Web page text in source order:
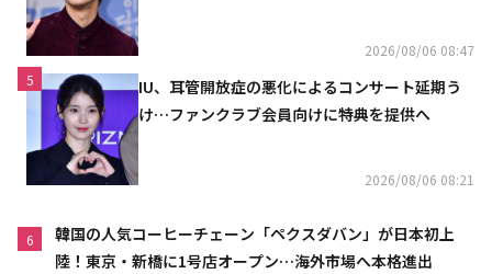
2026/08/06 08:47
5
IU、耳管開放症の悪化によるコンサート延期う
け…ファンクラブ会員向けに特典を提供へ
2026/08/06 08:21
6
韓国の人気コーヒーチェーン「ペクスダバン」が日本初上
陸！東京・新橋に1号店オープン…海外市場へ本格進出